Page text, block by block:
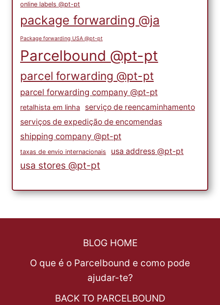
online labels @pt-pt
package forwarding @ja
Package forwarding USA @pt-pt
Parcelbound @pt-pt
parcel forwarding @pt-pt
parcel forwarding company @pt-pt
retalhista em linha
serviço de reencaminhamento
serviços de expedição de encomendas
shipping company @pt-pt
taxas de envio internacionais usa address @pt-pt
usa stores @pt-pt
BLOG HOME
O que é o Parcelbound e como pode
ajudar-te?
BACK TO PARCELBOUND